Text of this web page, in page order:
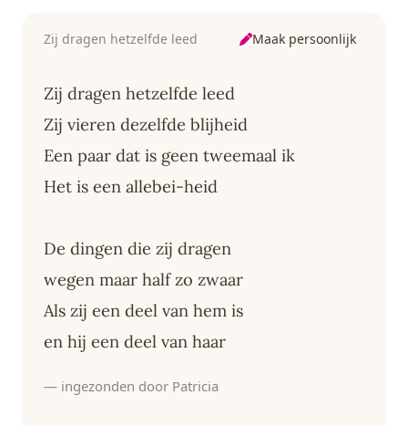
Zij dragen hetzelfde leed Maak persoonlijk
Zij dragen hetzelfde leed
Zij vieren dezelfde blijheid
Een paar dat is geen tweemaal ik
Het is een allebei-heid
De dingen die zij dragen
wegen maar half zo zwaar
Als zij een deel van hem is
en hij een deel van haar
— ingezonden door Patricia